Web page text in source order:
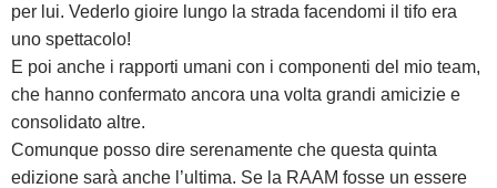
per lui. Vederlo gioire lungo la strada facendomi il tifo era
uno spettacolo!
E poi anche i rapporti umani con i componenti del mio team,
che hanno confermato ancora una volta grandi amicizie e
consolidato altre.
Comunque posso dire serenamente che questa quinta
edizione sarà anche l’ultima. Se la RAAM fosse un essere